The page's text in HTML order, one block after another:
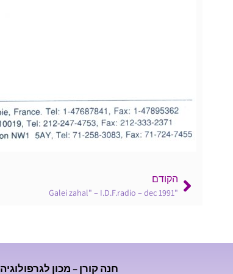
הקודם
"Galei zahal" – I.D.F.radio – dec 1991
חנה קורן – מכון לגרפולוגיה